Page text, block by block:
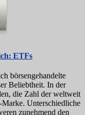
ETFs
börsengehandelte
Beliebtheit. In der
die Zahl der weltweit
Unterschiedliche
zunehmend den